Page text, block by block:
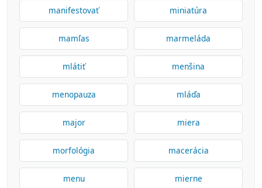
manifestovať miniatúra
mamľas marmeláda
mlátiť menšina
menopauza mláďa
major miera
morfológia macerácia
menu mierne